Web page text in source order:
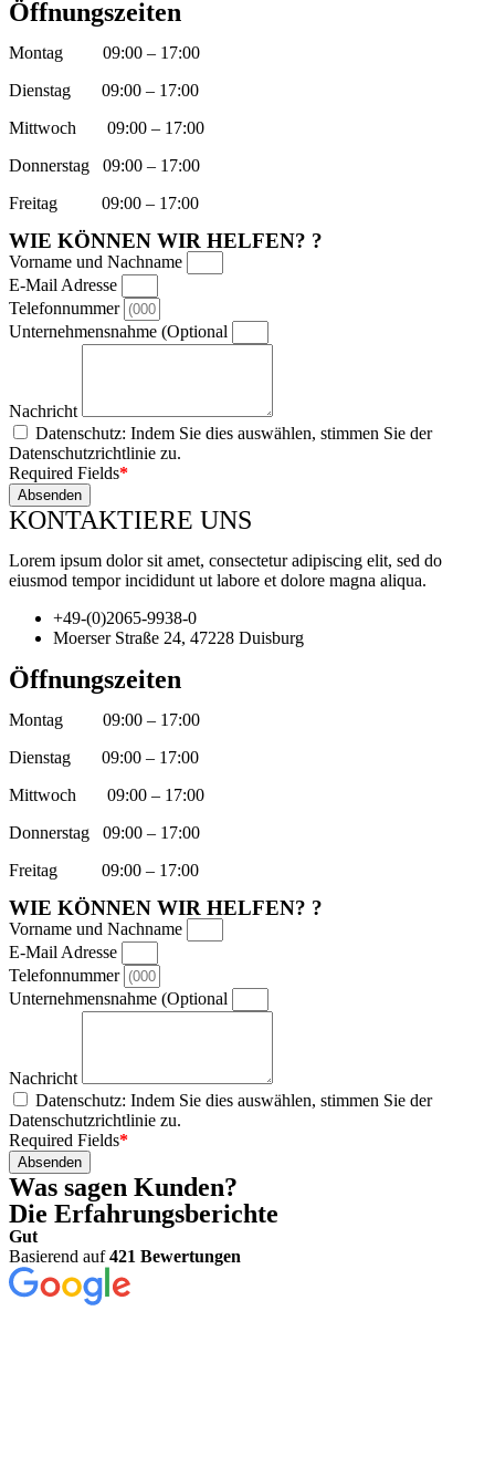
Öffnungszeiten
Montag 09:00 – 17:00
Dienstag 09:00 – 17:00
Mittwoch 09:00 – 17:00
Donnerstag 09:00 – 17:00
Freitag 09:00 – 17:00
WIE KÖNNEN WIR HELFEN? ?
Vorname und Nachname
E-Mail Adresse
Telefonnummer
Unternehmensnahme (Optional
Nachricht
Datenschutz: Indem Sie dies auswählen, stimmen Sie der
Datenschutzrichtlinie zu.
Required Fields*
Absenden
KONTAKTIERE UNS
Lorem ipsum dolor sit amet, consectetur adipiscing elit, sed do
eiusmod tempor incididunt ut labore et dolore magna aliqua.
+49-(0)2065-9938-0
Moerser Straße 24, 47228 Duisburg
Öffnungszeiten
Montag 09:00 – 17:00
Dienstag 09:00 – 17:00
Mittwoch 09:00 – 17:00
Donnerstag 09:00 – 17:00
Freitag 09:00 – 17:00
WIE KÖNNEN WIR HELFEN? ?
Vorname und Nachname
E-Mail Adresse
Telefonnummer
Unternehmensnahme (Optional
Nachricht
Datenschutz: Indem Sie dies auswählen, stimmen Sie der
Datenschutzrichtlinie zu.
Required Fields*
Absenden
Was sagen Kunden?
Die Erfahrungsberichte
Gut
Basierend auf421 Bewertungen